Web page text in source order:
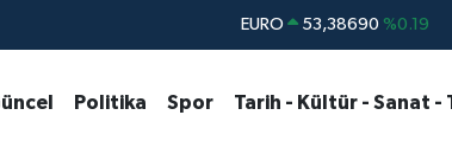
STERLİN 61,60380 %0.18
BİST100 14.598,00 %0
Politika Spor Tarih - Kültür - Sanat -